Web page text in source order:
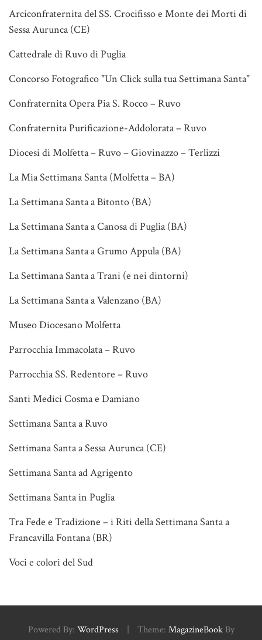
Arciconfraternita del SS. Crocifisso e Monte dei Morti di
Sessa Aurunca (CE)
Cattedrale di Ruvo di Puglia
Concorso Fotografico "Un Click sulla tua Settimana Santa"
Confraternita Opera Pia S. Rocco – Ruvo
Confraternita Purificazione-Addolorata – Ruvo
Diocesi di Molfetta – Ruvo – Giovinazzo – Terlizzi
La Mia Settimana Santa (Molfetta – BA)
La Settimana Santa a Bitonto (BA)
La Settimana Santa a Canosa di Puglia (BA)
La Settimana Santa a Grumo Appula (BA)
La Settimana Santa a Trani (e nei dintorni)
La Settimana Santa a Valenzano (BA)
Museo Diocesano Molfetta
Parrocchia Immacolata – Ruvo
Parrocchia SS. Redentore – Ruvo
Santi Medici Cosma e Damiano
Settimana Santa a Ruvo
Settimana Santa a Sessa Aurunca (CE)
Settimana Santa ad Agrigento
Settimana Santa in Puglia
Tra Fede e Tradizione – i Riti della Settimana Santa a
Francavilla Fontana (BR)
Voci e colori del Sud
Powered By: WordPress | Theme: MagazineBookBy